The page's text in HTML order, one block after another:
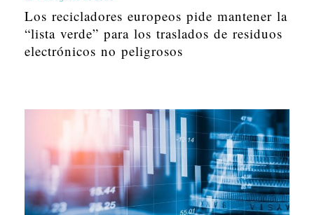
Los recicladores europeos pide mantener la
“lista verde” para los traslados de residuos
electrónicos no peligrosos